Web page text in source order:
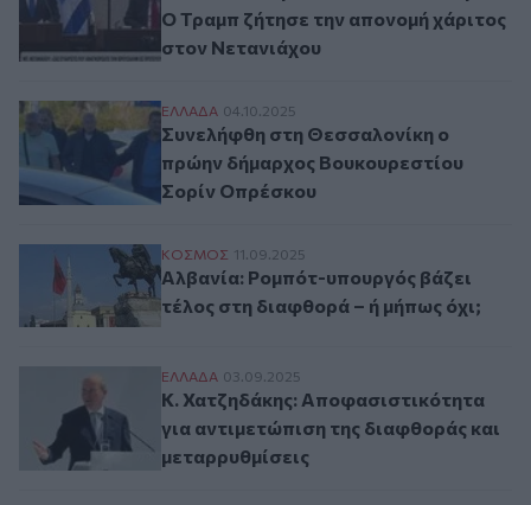
Ο Τραμπ ζήτησε την απονομή χάριτος
στον Νετανιάχου
Συνελήφθη στη Θεσσαλονίκη ο πρώην
ΕΛΛAΔΑ 04.10.2025
Συνελήφθη στη Θεσσαλονίκη ο
πρώην δήμαρχος Βουκουρεστίου
Σορίν Οπρέσκου
Αλβανία: Ρομπότ-υπουργός βάζει τέλος
ΚΟΣΜΟΣ 11.09.2025
Αλβανία: Ρομπότ-υπουργός βάζει
τέλος στη διαφθορά – ή μήπως όχι;
Κ. Χατζηδάκης: Αποφασιστικότητα για
ΕΛΛAΔΑ 03.09.2025
Κ. Χατζηδάκης: Αποφασιστικότητα
για αντιμετώπιση της διαφθοράς και
μεταρρυθμίσεις